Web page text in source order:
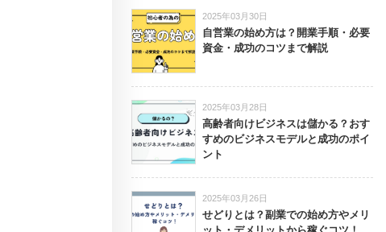
2025年03月30日
自営業の始め方は？開業手順・必要
資金・成功のコツまで解説
2025年03月28日
高齢者向けビジネスは儲かる？おす
すめのビジネスモデルと成功のポイ
ント
2025年03月26日
せどりとは？副業での始め方やメリ
ット・デメリットから稼ぐコツ！